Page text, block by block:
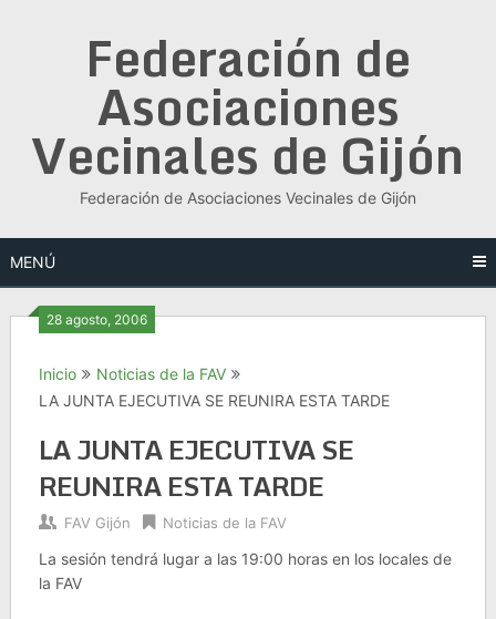
Federación de
Asociaciones
Vecinales de Gijón
Federación de Asociaciones Vecinales de Gijón
MENÚ
28 agosto, 2006
Inicio
Noticias de la FAV
LA JUNTA EJECUTIVA SE REUNIRA ESTA TARDE
LA JUNTA EJECUTIVA SE
REUNIRA ESTA TARDE
FAV Gijón Noticias de la FAV
La sesión tendrá lugar a las 19:00 horas en los locales de
la FAV